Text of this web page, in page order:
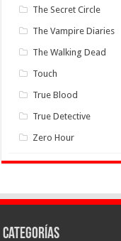
The Secret Circle
The Vampire Diaries
The Walking Dead
Touch
True Blood
True Detective
Zero Hour
Categorías